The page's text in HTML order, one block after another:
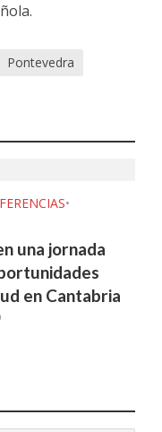
Pontevedra
•
una jornada
en Cantabria